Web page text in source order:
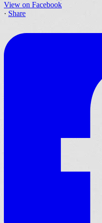
View on Facebook
· Share